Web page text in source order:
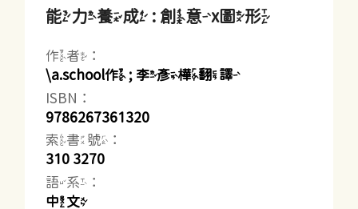
能力養成 : 創意x圖形
作者：
\a.school作 ; 李彥樺翻譯
ISBN：
9786267361320
索書號：
310 3270
語系：
中文